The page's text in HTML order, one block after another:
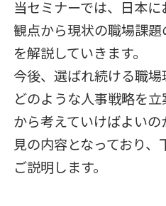
当セミナーでは、日本
観点から現状の職場課
を解説していきます。
今後、選ばれ続ける職場
どのような人事戦略を
から考えていけばよい
見の内容となっており、
ご説明します。